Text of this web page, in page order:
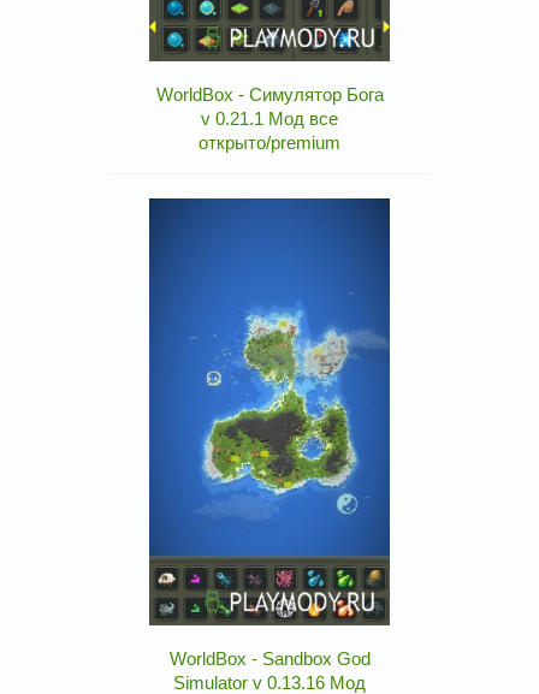
WorldBox - Симулятор Бога
v 0.21.1 Мод все
открыто/premium
WorldBox - Sandbox God
Simulator v 0.13.16 Мод